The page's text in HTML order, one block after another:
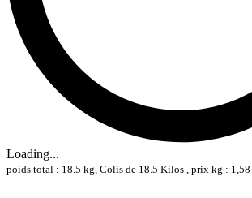
Loading...
poids total : 18.5 kg, Colis de 18.5 Kilos , prix kg : 1,58